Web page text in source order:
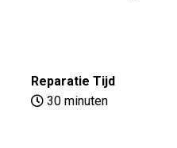
Reparatie Tijd
30 minuten